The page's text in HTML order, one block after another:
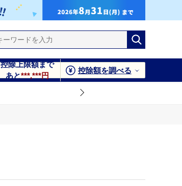
控除上限額まで
あと***,***円
控除額を調べる